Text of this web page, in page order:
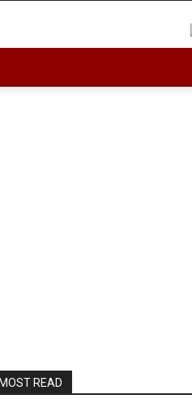
MOST READ